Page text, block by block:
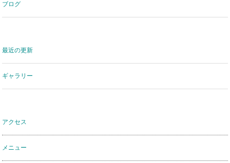
ブログ
最近の更新
ギャラリー
アクセス
メニュー